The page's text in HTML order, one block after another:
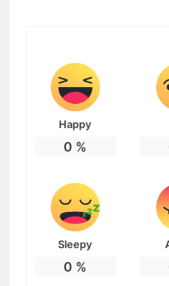
Happy
0 %
Sleepy
0 %